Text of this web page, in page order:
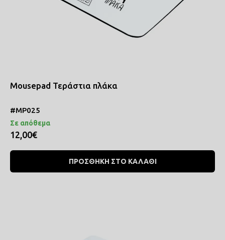
Mousepad Τεράστια πλάκα
#MP025
Σε απόθεμα
12,00€
ΠΡΟΣΘΗΚΗ ΣΤΟ ΚΑΛΑΘΙ